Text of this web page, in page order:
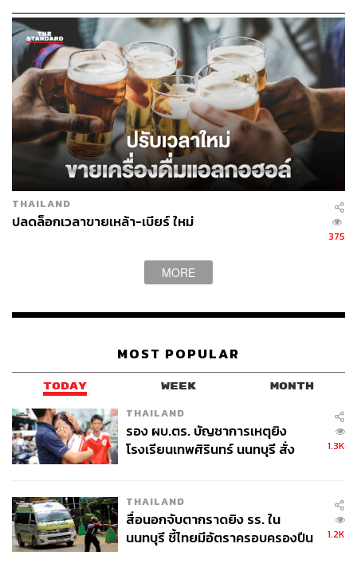
มีฐานสมาชิกรวมกันกว่า 40 ล้านคน ที่จะนำมาต่อยอดเป็น
สิทธิประโยชน์ใหม่ในอนาคต
มัลดีฟส์พลิก EBIT กลับเป็นบวก กระจายฐานลูกค้า
ลดความเสี่ยง
ฝั่งต่างประเทศ ธุรกิจมัลดีฟส์อยู่ในช่วง ‘Turnaround’ หลังเซ็น
ทาราปรับกลยุทธ์การขายเจาะลูกค้ากลุ่มใหม่ตั้งแต่ไตรมาส
4 ปี 2568 โดยฝ่ายบริหารคาดว่ากำไรก่อนหักดอกเบี้ยและ
ภาษี (EBIT) ของธุรกิจมัลดีฟส์ทั้งปีจะกลับมาเป็นบวกได้ดีกว่า
ขณะที่พอร์ตลูกค้าของเซ็นทารากระจายความเสี่ยงไม่กระจุก
ในตลาดใดตลาดเดียว นำโดยลูกค้าชาวไทย 25% รัสเซีย
เรตส์และออสเตรเลีย ส่งผลให้ผลกระทบจากนักท่องเที่ยวจีนที่
ราชอาณาจักร และรัสเซีย เติบโตในอัตราที่สูงขึ้น ด้านช่อง
ทางการขาย ราว 50% ของรายได้มาจาก B2C ทั้งเว็บไซต์
ตรงและตัวแทนจำหน่ายออนไลน์ (OTA) รองลงมาคือกลุ่ม
ธีระยุทธ จิราธิวัฒน์ ประธานเจ้าหน้าที่บริหาร เซ็นทารา ระบุ
ว่าบริษัทพร้อม “ขยับใกล้เข้าสู่เป้าหมายสำคัญเพื่อก้าวขึ้นเป็น
1 ใน 100 กลุ่มโรงแรมชั้นนำของโลกให้ได้ภายในปี 2570”
THAILAND
ปลดล็อกเวลาขายเหล้า-เบียร์ ใหม่
375
MORE
MOST POPULAR
TODAY WEEK MONTH
THAILAND
รอง ผบ.ตร. บัญชาการเหตุยิง
โรงเรียนเทพศิรินทร์ นนทบุรี สั่ง
1.3K
THAILAND
สื่อนอกจับตากราดยิง รร. ใน
นนทบุรี ชี้ไทยมีอัตราครอบครองปืน
1.2K